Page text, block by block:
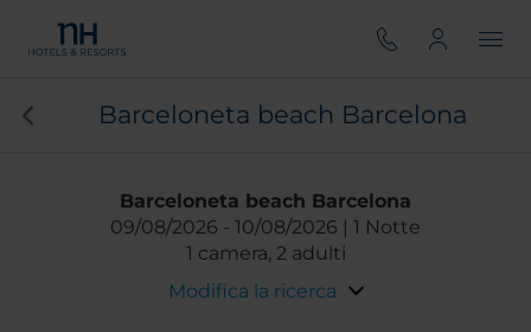
Barceloneta beach Barcelona
Barceloneta beach Barcelona
09/08/2026
10/08/2026
1 Notte
1 camera, 2 adulti
Modifica la ricerca